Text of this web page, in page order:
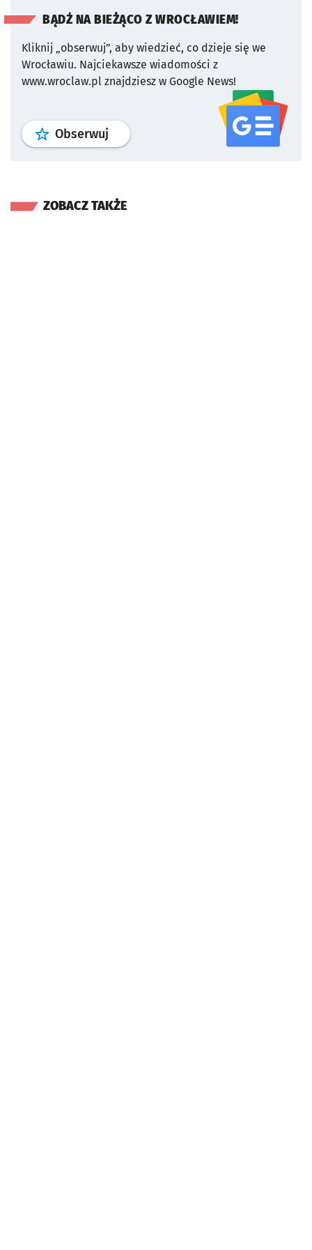
BĄDŹ NA BIEŻĄCO Z WROCŁAWIEM!
Kliknij „obserwuj”, aby wiedzieć, co dzieje się we
Wrocławiu. Najciekawsze wiadomości z
www.wroclaw.pl znajdziesz w Google News!
Obserwuj profil serwisu
ZOBACZ TAKŻE